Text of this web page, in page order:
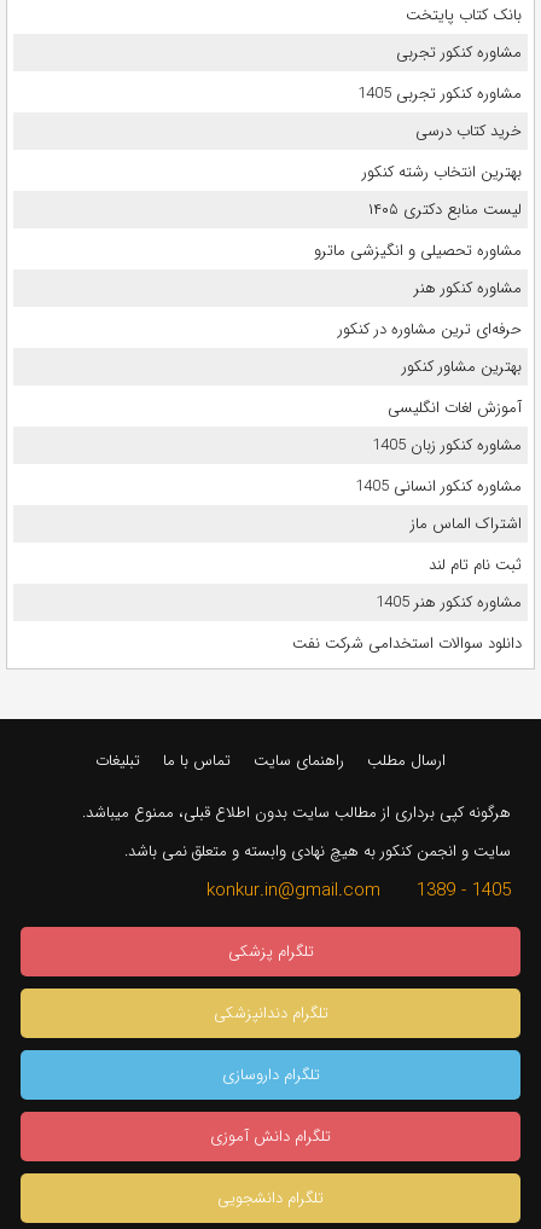
بانک کتاب پایتخت
مشاوره کنکور تجربی
مشاوره کنکور تجربی 1405
خرید کتاب درسی
بهترین انتخاب رشته کنکور
لیست منابع دکتری ۱۴۰۵
مشاوره تحصیلی و انگیزشی ماترو
مشاوره کنکور هنر
حرفه‌ای ترین مشاوره در کنکور
بهترین مشاور کنکور
آموزش لغات انگلیسی
مشاوره کنکور زبان 1405
مشاوره کنکور انسانی 1405
اشتراک الماس ماز
ثبت نام تام لند
مشاوره کنکور هنر 1405
دانلود سوالات استخدامی شرکت نفت
ارسال مطلب راهنمای سایت تماس با ما تبلیغات
هرگونه کپی برداری از مطالب سایت بدون اطلاع قبلی، ممنوع میباشد.
سایت و انجمن کنکور به هیچ نهادی وابسته و متعلق نمی باشد.
1405 - 1389 konkur.in@gmail.com
تلگرام پزشکی
تلگرام دندانپزشکی
تلگرام داروسازی
تلگرام دانش آموزی
تلگرام دانشجویی